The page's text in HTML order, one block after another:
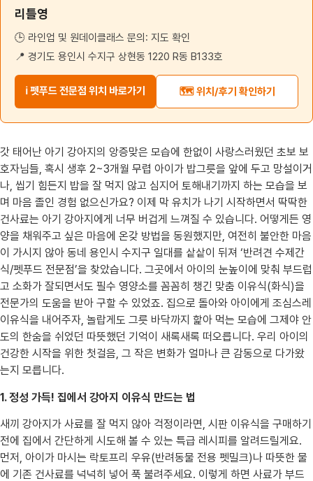
리틀영
🕒 라인업 및 원데이클래스 문의: 지도 확인
📍 경기도 용인시 수지구 상현동 1220 R동 B133호
ℹ️ 펫푸드 전문점 위치 바로가기 🗺️ 위치/후기 확인하기
갓 태어난 아기 강아지의 앙증맞은 모습에 한없이 사랑스러웠던 초보 보
호자님들, 혹시 생후 2~3개월 무렵 아이가 밥그릇을 앞에 두고 망설이거
나, 씹기 힘든지 밥을 잘 먹지 않고 심지어 토해내기까지 하는 모습을 보
며 마음 졸인 경험 없으신가요? 이제 막 유치가 나기 시작하면서 딱딱한
건사료는 아기 강아지에게 너무 버겁게 느껴질 수 있습니다. 어떻게든 영
양을 채워주고 싶은 마음에 온갖 방법을 동원했지만, 여전히 불안한 마음
이 가시지 않아 동네 용인시 수지구 일대를 샅샅이 뒤져 ‘반려견 수제간
식/펫푸드 전문점’을 찾았습니다. 그곳에서 아이의 눈높이에 맞춰 부드럽
고 소화가 잘되면서도 필수 영양소를 꼼꼼히 챙긴 맞춤 이유식(화식)을
전문가의 도움을 받아 구할 수 있었죠. 집으로 돌아와 아이에게 조심스레
이유식을 내어주자, 놀랍게도 그릇 바닥까지 핥아 먹는 모습에 그제야 안
도의 한숨을 쉬었던 따뜻했던 기억이 새록새록 떠오릅니다. 우리 아이의
건강한 시작을 위한 첫걸음, 그 작은 변화가 얼마나 큰 감동으로 다가왔
는지 모릅니다.
1. 정성 가득! 집에서 강아지 이유식 만드는 법
새끼 강아지가 사료를 잘 먹지 않아 걱정이라면, 시판 이유식을 구매하기
전에 집에서 간단하게 시도해 볼 수 있는 특급 레시피를 알려드릴게요.
먼저, 아이가 마시는 락토프리 우유(반려동물 전용 펫밀크)나 따뜻한 물
에 기존 건사료를 넉넉히 넣어 푹 불려주세요. 이렇게 하면 사료가 부드